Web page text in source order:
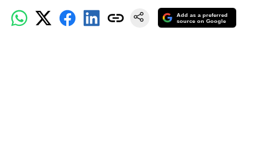
Add as a preferred
source on Google